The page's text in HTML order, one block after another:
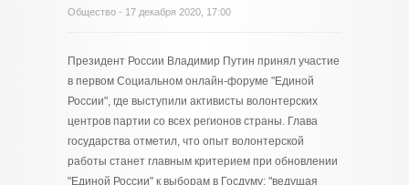
Общество - 17 декабря 2020, 17:00
Президент России Владимир Путин принял участие
в первом Социальном онлайн-форуме "Единой
России", где выступили активисты волонтерских
центров партии со всех регионов страны. Глава
государства отметил, что опыт волонтерской
работы станет главным критерием при обновлении
"Единой России" к выборам в Госдуму: "ведущая